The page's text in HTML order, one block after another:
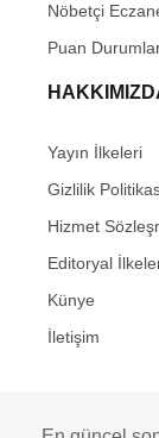
Nöbetçi
Puan
Yayın İlkeleri
Gizlilik
Hizmet
Editoryal
Künye
İletişim